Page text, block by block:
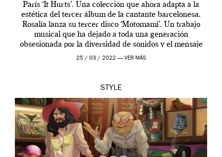
París ‘It Hurts’. Una colección que ahora adapta a la
estética del tercer álbum de la cantante barcelonesa.
Rosalía lanza su tercer disco ‘Motomami’. Un trabajo
musical que ha dejado a toda una generación
obsesionada por la diversidad de sonidos y el mensaje
profundo que […]
25 / 03 / 2022 — VER MÁS
STYLE